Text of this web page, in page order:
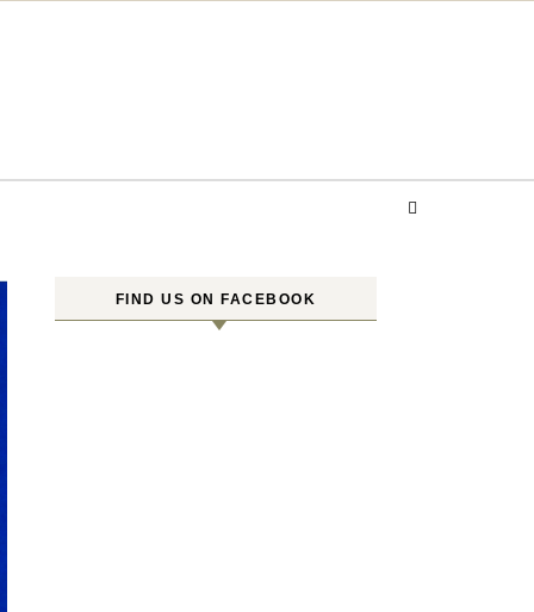
FIND US ON FACEBOOK